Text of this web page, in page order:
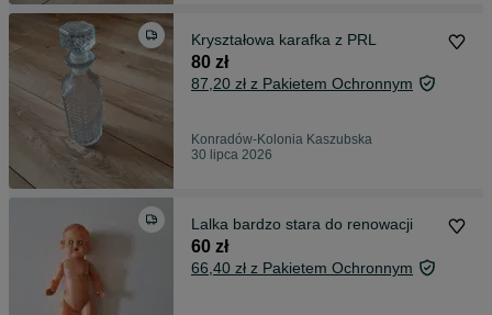
Kryształowa karafka z PRL
80 zł
87,20 zł z Pakietem Ochronnym
Konradów-Kolonia Kaszubska
30 lipca 2026
Lalka bardzo stara do renowacji
60 zł
66,40 zł z Pakietem Ochronnym